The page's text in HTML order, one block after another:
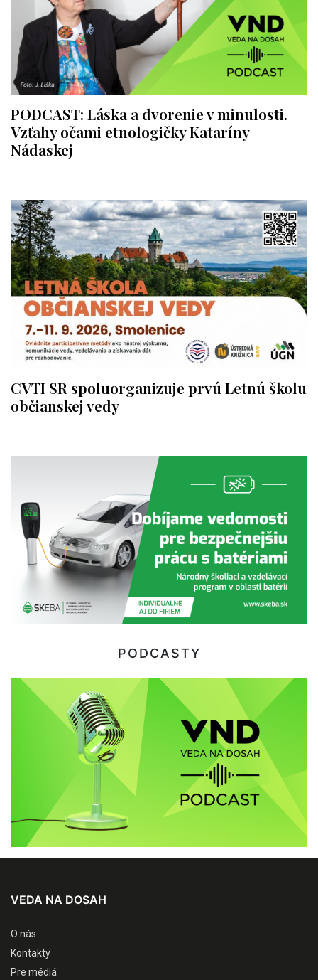
PODCAST: Láska a dvorenie v minulosti.
Vzťahy očami etnologičky Kataríny
Nádaskej
CVTI SR spoluorganizuje prvú Letnú školu
občianskej vedy
PODCASTY
VEDA NA DOSAH
O nás
Kontakty
Pre médiá